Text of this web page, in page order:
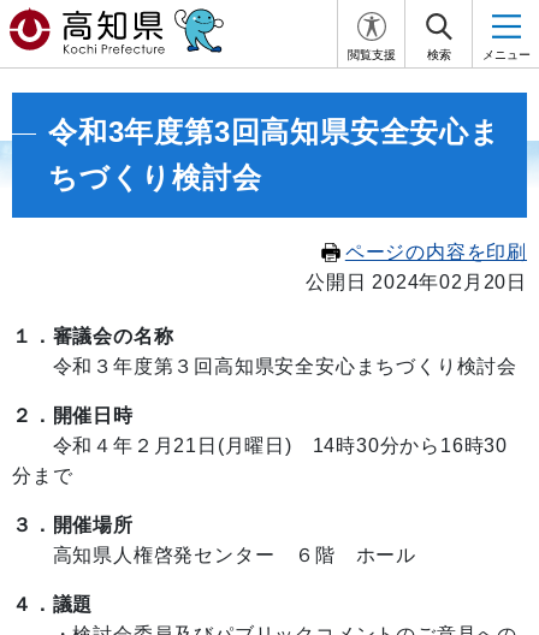
閲覧支援 検索 メニュー
令和3年度第3回高知県安全安心ま
ちづくり検討会
ページの内容を印刷
公開日 2024年02月20日
１．審議会の名称
令和３年度第３回高知県安全安心まちづくり検討会
２．開催日時
令和４年２月21日(月曜日) 14時30分から16時30
分まで
３．開催場所
高知県人権啓発センター ６階 ホール
４．議題